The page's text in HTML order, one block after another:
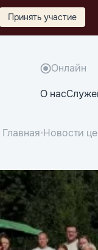
Принять участие
Онлайн
О нас
Главная•Новости